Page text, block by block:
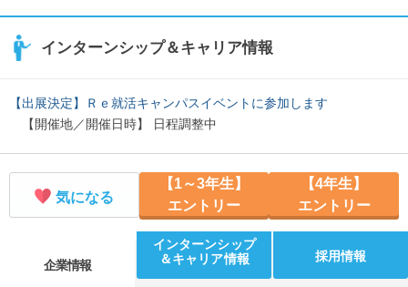
インターンシップ＆キャリア情報
【出展決定】Ｒｅ就活キャンパスイベントに参加します
【開催地／開催日時】 日程調整中
気になる
【1～3年生】
エントリー
【4年生】
エントリー
企業情報
インターンシップ
＆キャリア情報
採用情報